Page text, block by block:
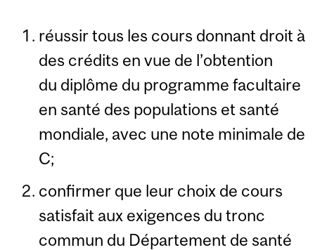
réussir tous les cours donnant droit à
des crédits en vue de l’obtention
du diplôme du programme facultaire
en santé des populations et santé
mondiale, avec une note minimale de
C;
confirmer que leur choix de cours
satisfait aux exigences du tronc
commun du Département de santé